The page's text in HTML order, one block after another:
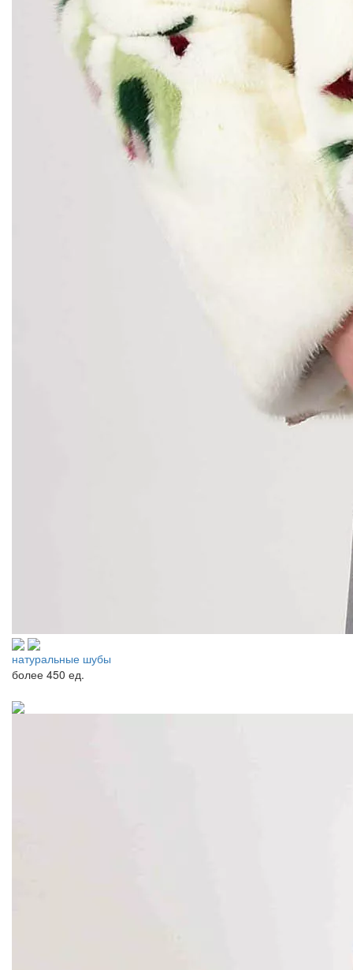
натуральные шубы
более 450 ед.